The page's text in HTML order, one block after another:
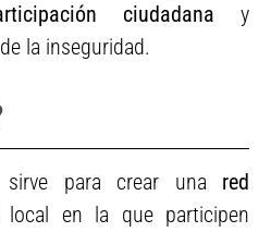
ciudadana y
la inseguridad.
sirve para crear una red
local en la que participen